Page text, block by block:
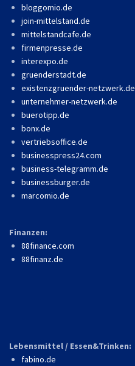
bloggomio.de
join-mittelstand.de
mittelstandcafe.de
firmenpresse.de
interexpo.de
gruenderstadt.de
existenzgruender-netzwerk.de
unternehmer-netzwerk.de
buerotipp.de
bonx.de
vertriebsoffice.de
businesspress24.com
business-telegramm.de
businessburger.de
marcomio.de
Finanzen:
88finance.com
88finanz.de
Lebensmittel / Essen&Trinken:
fabino.de